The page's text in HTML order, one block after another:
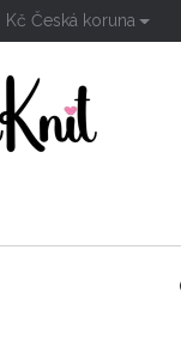
Kč Česká koruna